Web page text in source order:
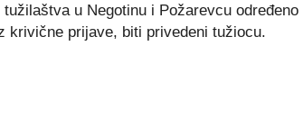
u Negotinu i Požarevcu određeno
krivične prijave, biti privedeni tužiocu.